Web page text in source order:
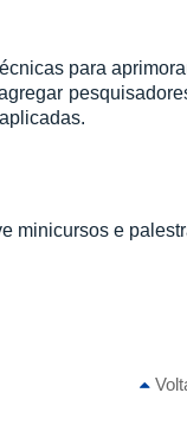
para
minicursos e